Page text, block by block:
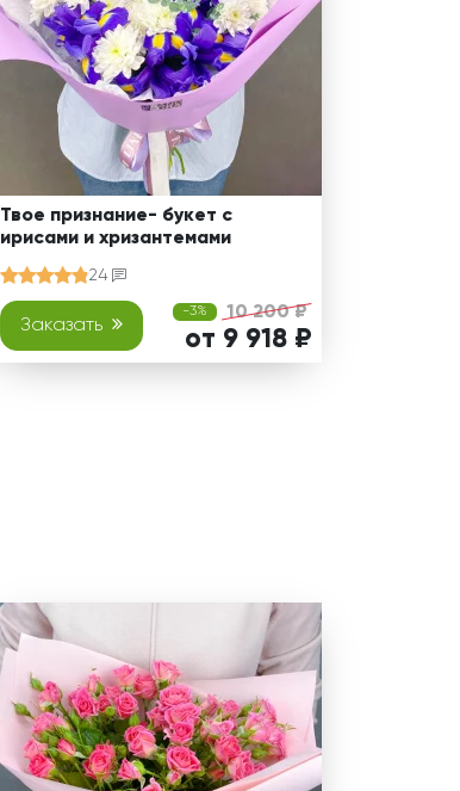
Твое признание- букет с
ирисами и хризантемами
24
Заказать
-3% 10 200 ₽
от 9 918 ₽